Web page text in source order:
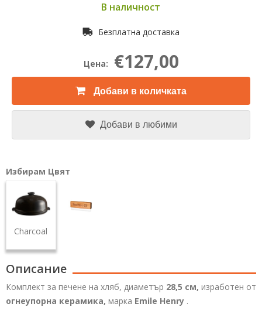
В наличност
Безплатна доставка
Цена: €127,00
Добави в количката
Добави в любими
Избирам Цвят
Charcoal
Описание
Комплект за печене на хляб, диаметър 28,5 см, изработен от
огнеупорна керамика, марка Emile Henry .